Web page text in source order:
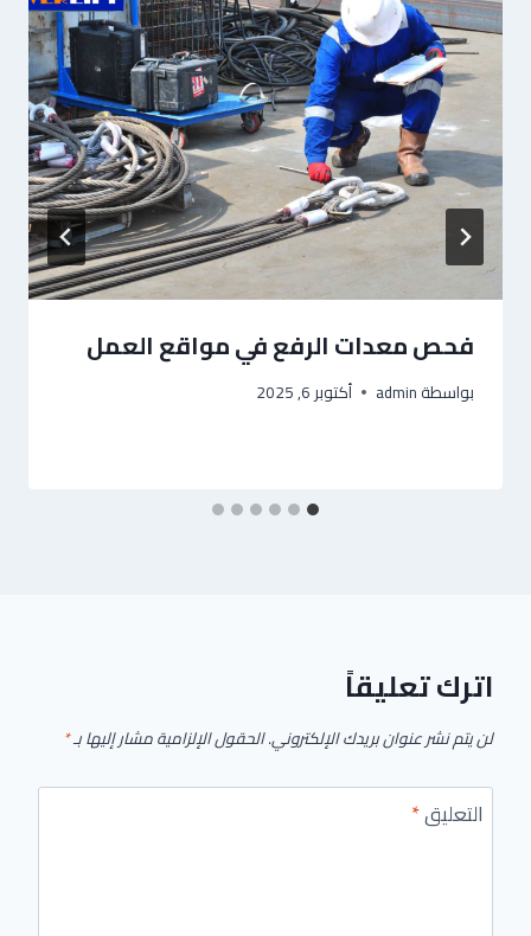
فحص معدات الرفع في مواقع العمل
بواسطةadmin أكتوبر 6, 2025
اترك تعليقاً
لن يتم نشر عنوان بريدك الإلكتروني.الحقول الإلزامية مشار إليها بـ*
التعليق*